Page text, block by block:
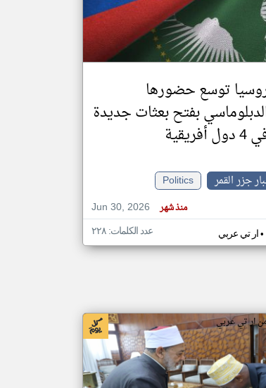
تغيير الدولة
اخبار جزر القمر على مدار الساعة
أهم اخبار جزر القمر العاجلة والمباشرة
توسع حضورها
بفتح بعثات جديدة
أفريقية
جزر القمر
Politics
Jun 30, 2026
منذ شهر
ار تي عربي• عدد الكلمات: ٢٢٨
ار تي عربي
klyoum.com